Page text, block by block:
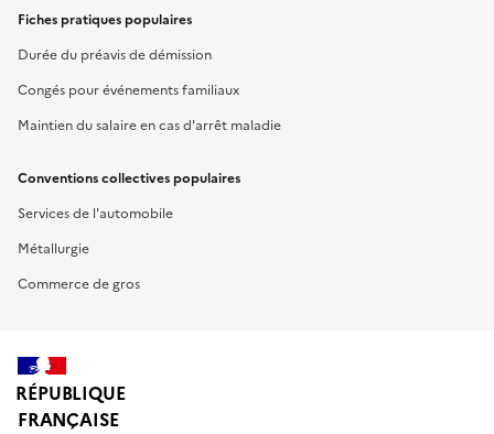
Fiches pratiques populaires
Durée du préavis de démission
Congés pour événements familiaux
Maintien du salaire en cas d'arrêt maladie
Conventions collectives populaires
Services de l'automobile
Métallurgie
Commerce de gros
RÉPUBLIQUE
FRANÇAISE